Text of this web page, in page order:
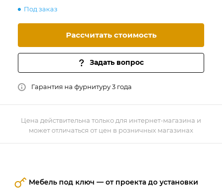
Мебель под ключ — от проекта до установки
Цена действительна только для интернет-магазина и
может отличаться от цен в розничных магазинах
Под заказ
Рассчитать стоимость
Задать вопрос
Гарантия на фурнитуру 3 года